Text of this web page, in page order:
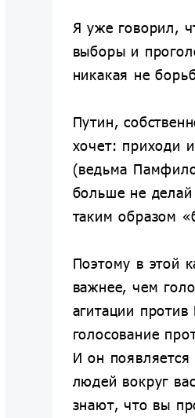
Я уже говорил,
выборы и
никакая не
Путин,
хочет: приходи
(ведьма
больше не
таким образом
Поэтому в этой
важнее, чем
агитации
голосование
И он появляется
людей вокруг
знают, что вы